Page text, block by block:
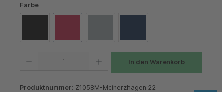
Farbeauswählen
In den Warenkorb
Produktnummer: Z1058M-Meinerzhagen.22